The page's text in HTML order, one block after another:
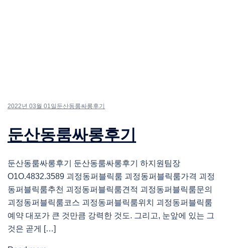
2022년 03월 01일 둔산동룸싸롱후기
둔산동룸싸롱후기
둔산동룸싸롱후기 둔산동룸싸롱후기 하지원팀장
O1O.4832.3589 괴정동퍼블릭룸 괴정동퍼블릭룸가격 괴정
동퍼블릭룸추천 괴정동퍼블릭룸견적 괴정동퍼블릭룸문의
괴정동퍼블릭룸코스 괴정동퍼블릭룸위치 괴정동퍼블릭룸
예약 대포가 큰 것만큼 강력한 것도. 그리고, 눈앞에 있는 그
것은 곧게 […]